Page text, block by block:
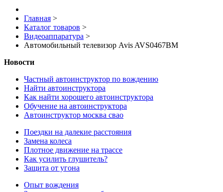
Главная >
Каталог товаров >
Видеоаппаратура >
Автомобильный телевизор Avis AVS0467BM
Новости
Частный автоинструктор по вождению
Найти автоинструктора
Как найти хорошего автоинструктора
Обучение на автоинструктора
Автоинструктор москва свао
Поездки на далекие расстояния
Замена колеса
Плотное движение на трассе
Как усилить глушитель?
Защита от угона
Опыт вождения